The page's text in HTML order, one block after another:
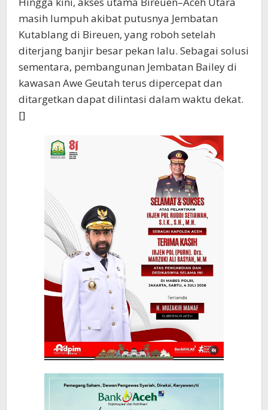
masih lumpuh akibat putusnya Jembatan
Kutablang di Bireuen, yang roboh setelah
diterjang banjir besar pekan lalu. Sebagai solusi
sementara, pembangunan Jembatan Bailey di
kawasan Awe Geutah terus dipercepat dan
ditargetkan dapat dilintasi dalam waktu dekat.
[]